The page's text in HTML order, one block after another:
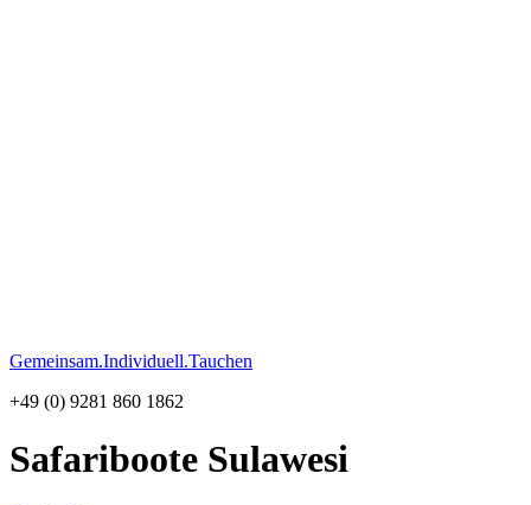
Gemeinsam.Individuell.Tauchen
+49 (0) 9281 860 1862
Safariboote Sulawesi